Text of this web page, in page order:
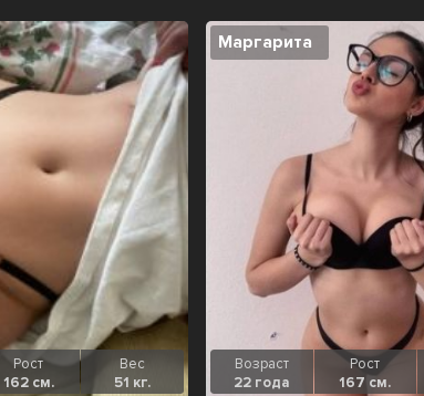
Рост
162 см.
Вес
51 кг.
Маргарита
Возраст
22 года
Рост
167 см.